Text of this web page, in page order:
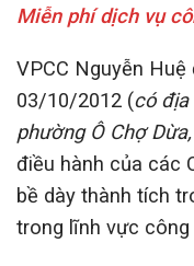
Miễn phí dịch vụ
VPCC Nguyễn
03/10/2012 (có địa
phường Ô Chợ
điều hành của các
bề dày thành tích
trong lĩnh vực công